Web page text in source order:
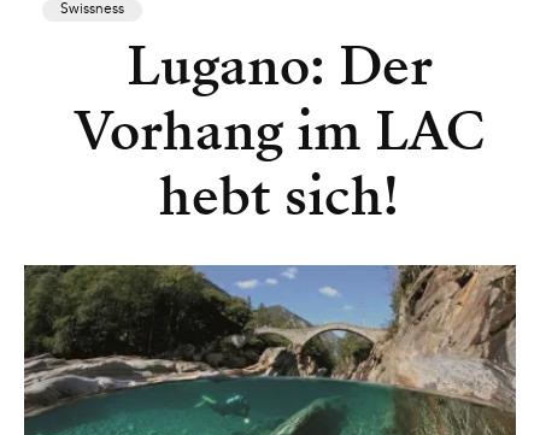
Swissness
Lugano: Der
Vorhang im LAC
hebt sich!